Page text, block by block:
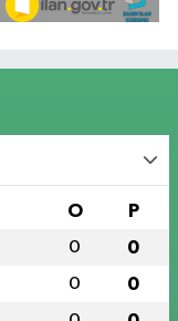
O P
0 0
0 0